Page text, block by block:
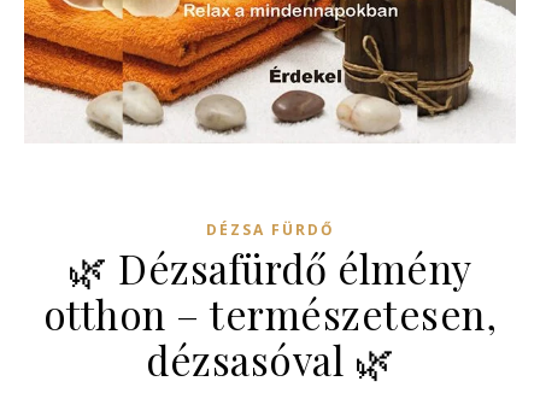
DÉZSA FÜRDŐ
🌿 Dézsafürdő élmény
otthon – természetesen,
dézsasóval 🌿